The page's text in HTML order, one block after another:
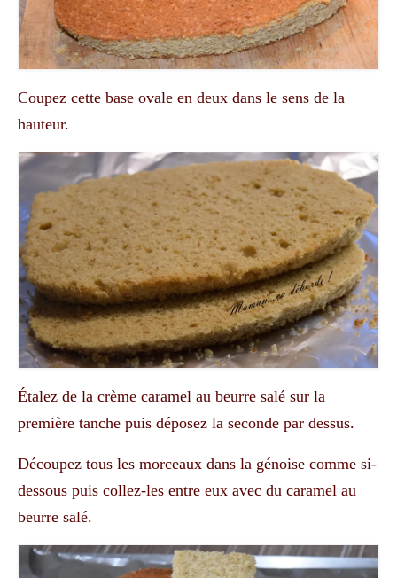
Coupez cette base ovale en deux dans le sens de la
hauteur.
Étalez de la crème caramel au beurre salé sur la
première tanche puis déposez la seconde par dessus.
Découpez tous les morceaux dans la génoise comme si-
dessous puis collez-les entre eux avec du caramel au
beurre salé.